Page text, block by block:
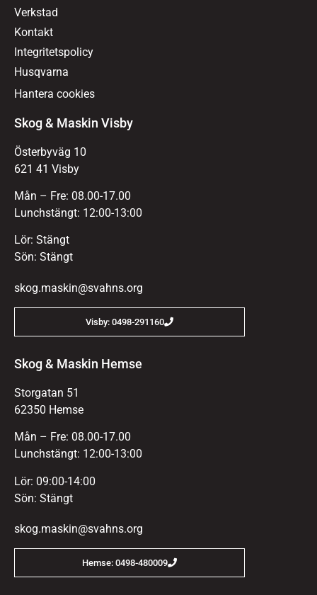
Verkstad
Kontakt
Integritetspolicy
Husqvarna
Hantera cookies
Skog & Maskin Visby
Österbyväg 10
621 41 Visby
Mån – Fre: 08.00-17.00
Lunchstängt: 12:00-13:00
Lör: Stängt
Sön: Stängt
skog.maskin@svahns.org
Visby: 0498-291160
Skog & Maskin Hemse
Storgatan 51
62350 Hemse
Mån – Fre: 08.00-17.00
Lunchstängt: 12:00-13:00
Lör: 09:00-14:00
Sön: Stängt
skog.maskin@svahns.org
Hemse: 0498-480009